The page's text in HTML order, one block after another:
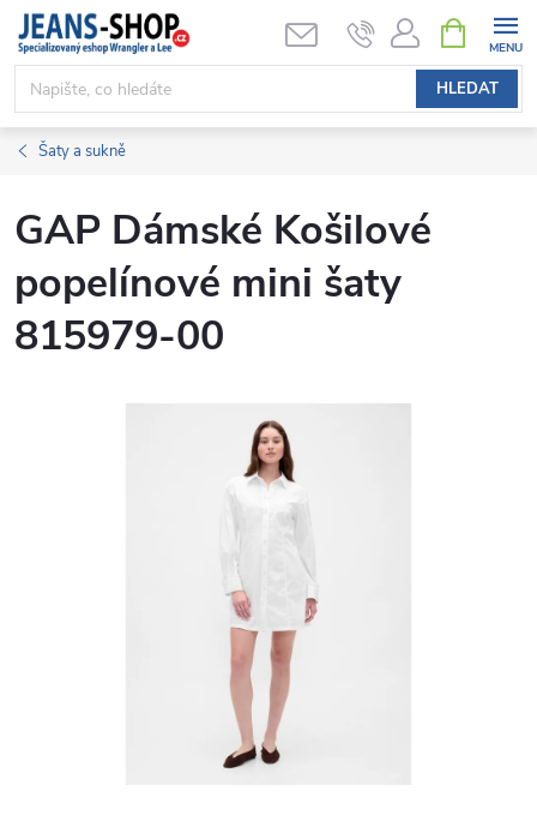
Přejít
obsah
HLEDAT
NÁKUPNÍ
KOŠÍK
Šaty a sukně
GAP Dámské Košilové
popelínové mini šaty
815979-00